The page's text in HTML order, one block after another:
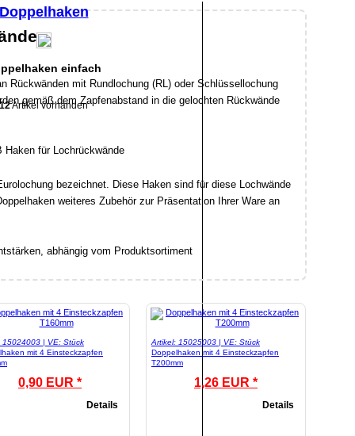
einfach
12Artikel vorhanden
Rückwänden mit Rundlochung (RL) oder Schlüssellochung
gemäß dem Zapfenabstand in die gelochten Rückwände
bezeichnet. Diese Haken sind für diese Lochwände
weiteres Zubehör zur Präsentation Ihrer Ware an
abhängig vom Produktsortiment
15024003 | VE: Stück
mit 4 Einsteckzapfen
0,90 EUR *
Details
Artikel: 15025003 | VE: Stück
Doppelhaken mit 4 Einsteckzapfen
T200mm
1,26 EUR *
Details